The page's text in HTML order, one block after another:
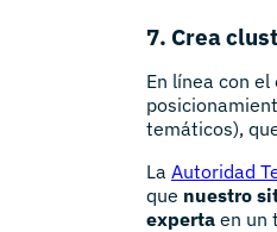
7. Crea
En línea con
temáticos),
La Autoridad
que nuestro
experta en un